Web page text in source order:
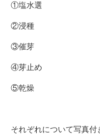
①塩水選
②浸種
③催芽
④芽止め
⑤乾燥
それぞれについて写真